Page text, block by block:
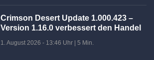
Crimson Desert Update 1.000.423 –
Version 1.16.0 verbessert den Handel
1. August 2026 - 13:46 Uhr |5 Min.